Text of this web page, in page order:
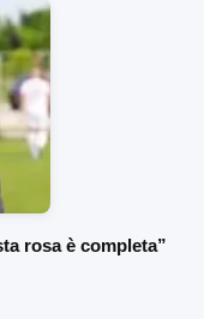
rosa è completa”